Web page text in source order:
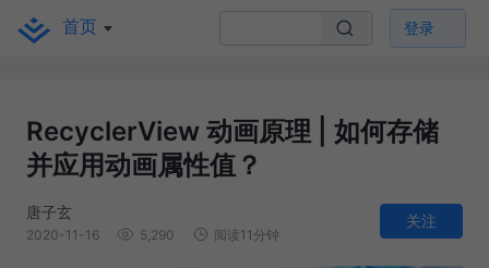
首页 登录
RecyclerView 动画原理 | 如何存储
并应用动画属性值？
唐子玄
2020-11-16 5,290 阅读11分钟
关注